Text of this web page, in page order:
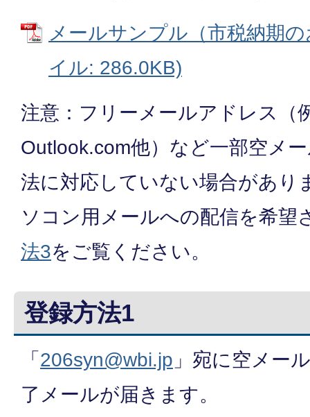
メールサンプル（市税納期
イル: 286.0KB)
注意：フリーメールアドレス（
Outlook.com他）など一部空メ
法に対応していない場合があり
ソコン用メールへの配信を希望
法3をご覧ください。
登録方法1
「 206syn@wbi.jp 」宛に空メー
了メールが届きます。